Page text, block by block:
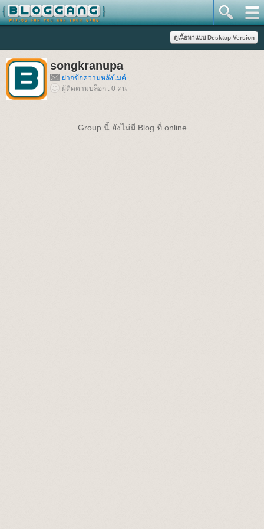
songkranupa
ฝากข้อความหลังไมค์
ผู้ติดตามบล็อก : 0 คน
Group นี้ ยังไม่มี Blog ที่ online